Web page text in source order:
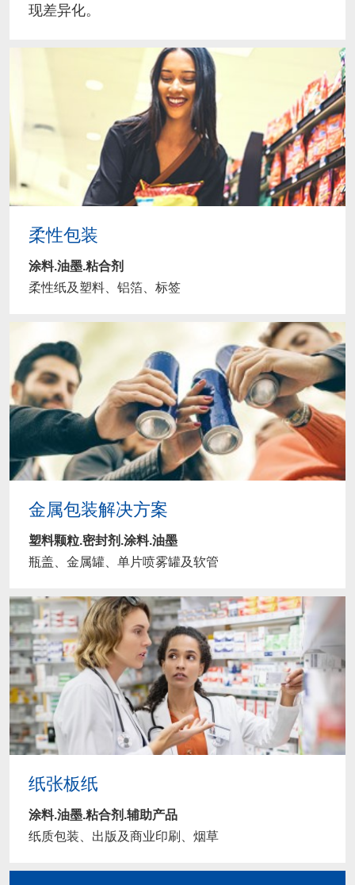
现差异化。
柔性包装
涂料.油墨.粘合剂
柔性纸及塑料、铝箔、标签
金属包装解决方案
塑料颗粒.密封剂.涂料.油墨
瓶盖、金属罐、单片喷雾罐及软管
纸张板纸
涂料.油墨.粘合剂.辅助产品
纸质包装、出版及商业印刷、烟草